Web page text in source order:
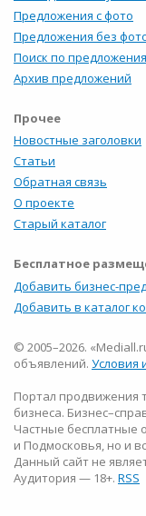
Предложения с фото
Предложения без
Поиск по
Архив предложений
Прочее
Новостные заголовки
Статьи
Обратная связь
О проекте
Старый каталог
Бесплатное
Добавить бизнес-
Добавить в каталог
© 2005–2026.
объявлений. Условия
Портал продвижения
бизнеса.
Частные бесплатные
и Подмосковья, но и
Данный сайт не
Аудитория — 18+. RSS